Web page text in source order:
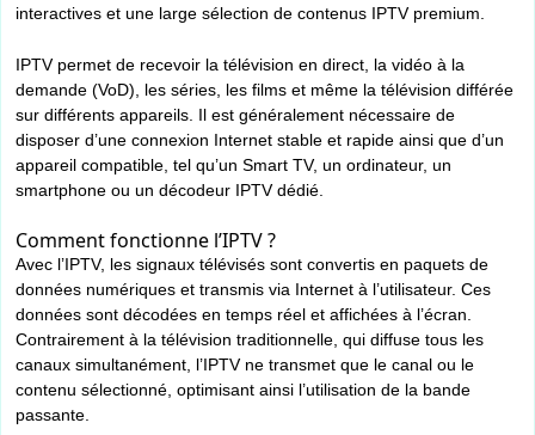
interactives et une large sélection de contenus IPTV premium.
IPTV permet de recevoir la télévision en direct, la vidéo à la
demande (VoD), les séries, les films et même la télévision différée
sur différents appareils. Il est généralement nécessaire de
disposer d’une connexion Internet stable et rapide ainsi que d’un
appareil compatible, tel qu’un Smart TV, un ordinateur, un
smartphone ou un décodeur IPTV dédié.
Comment fonctionne l’IPTV ?
Avec l’IPTV, les signaux télévisés sont convertis en paquets de
données numériques et transmis via Internet à l’utilisateur. Ces
données sont décodées en temps réel et affichées à l’écran.
Contrairement à la télévision traditionnelle, qui diffuse tous les
canaux simultanément, l’IPTV ne transmet que le canal ou le
contenu sélectionné, optimisant ainsi l’utilisation de la bande
passante.